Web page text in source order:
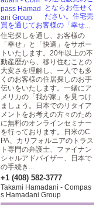
とならお任せく
ださい。住宅売
買を通じてお客様の「幸せ...
住宅探しを通し、お客様の
「幸せ」と「快適」をサポー
トいたします。20年以上の不
動産歴から、移り住むことの
大変さを理解し、一人でも多
くのお客様の住居探しのお手
伝いをいたします。一緒にア
メリカの「我が家」を見つけ
ましょう。日本でのリタイア
メントをお考えの方々のため
に無料のオンラインセミナー
を行っております。日米のC
PA、カリフォルニアのトラス
ト専門の弁護士、ファイナン
シャルアドバイザー、日本で
の手続き...
+1 (408) 582-3777
Takami Hamadani - Compas
s Hamadani Group